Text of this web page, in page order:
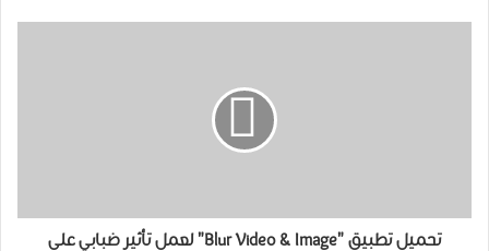
تحميل ﺗﻄﺒﻴﻖ "Blur Video & Image" لعمل تأثير ضبابي على